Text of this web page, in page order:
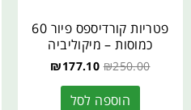
פטריות קורדיספס פיור 60
כמוסות – מיקוליביה
₪250.00
₪177.10
הוספה לסל